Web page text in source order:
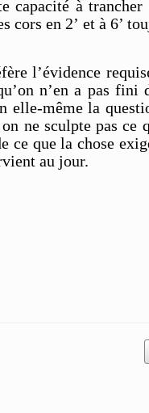
capacité à trancher
cors en 2’ et à 6’
l’évidence
n’en a pas fini
elle-même la
ne sculpte pas ce
que la chose
au jour.